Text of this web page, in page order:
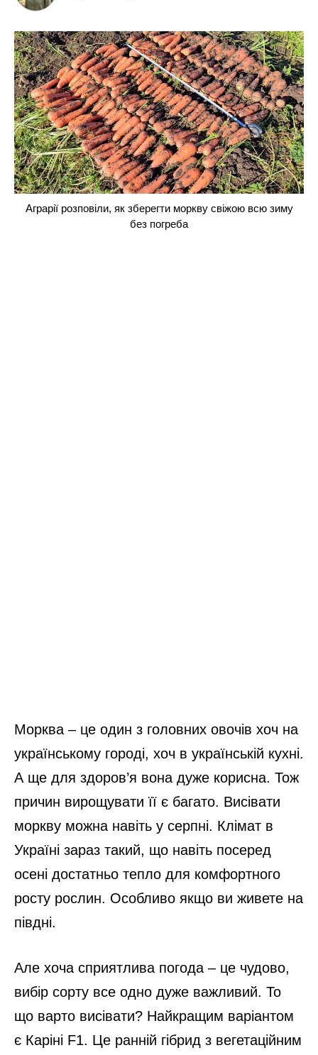
Аграрії розповіли, як зберегти моркву свіжою всю зиму
без погреба
Морква – це один з головних овочів хоч на
українському городі, хоч в українській кухні.
А ще для здоров’я вона дуже корисна. Тож
причин вирощувати її є багато. Висівати
моркву можна навіть у серпні. Клімат в
Україні зараз такий, що навіть посеред
осені достатньо тепло для комфортного
росту рослин. Особливо якщо ви живете на
півдні.
Але хоча сприятлива погода – це чудово,
вибір сорту все одно дуже важливий. То
що варто висівати? Найкращим варіантом
є Каріні F1. Це ранній гібрид з вегетаційним